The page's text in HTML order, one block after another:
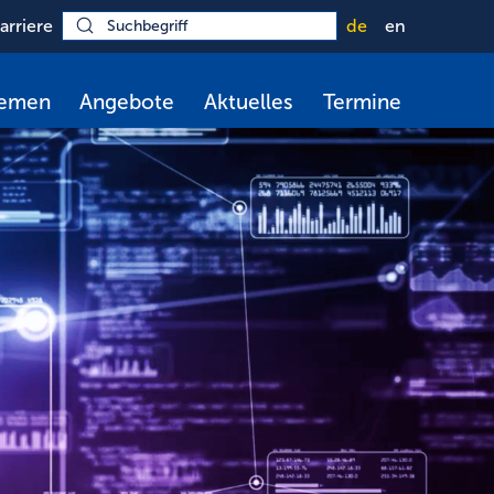
de en
Angebote Aktuelles Termine